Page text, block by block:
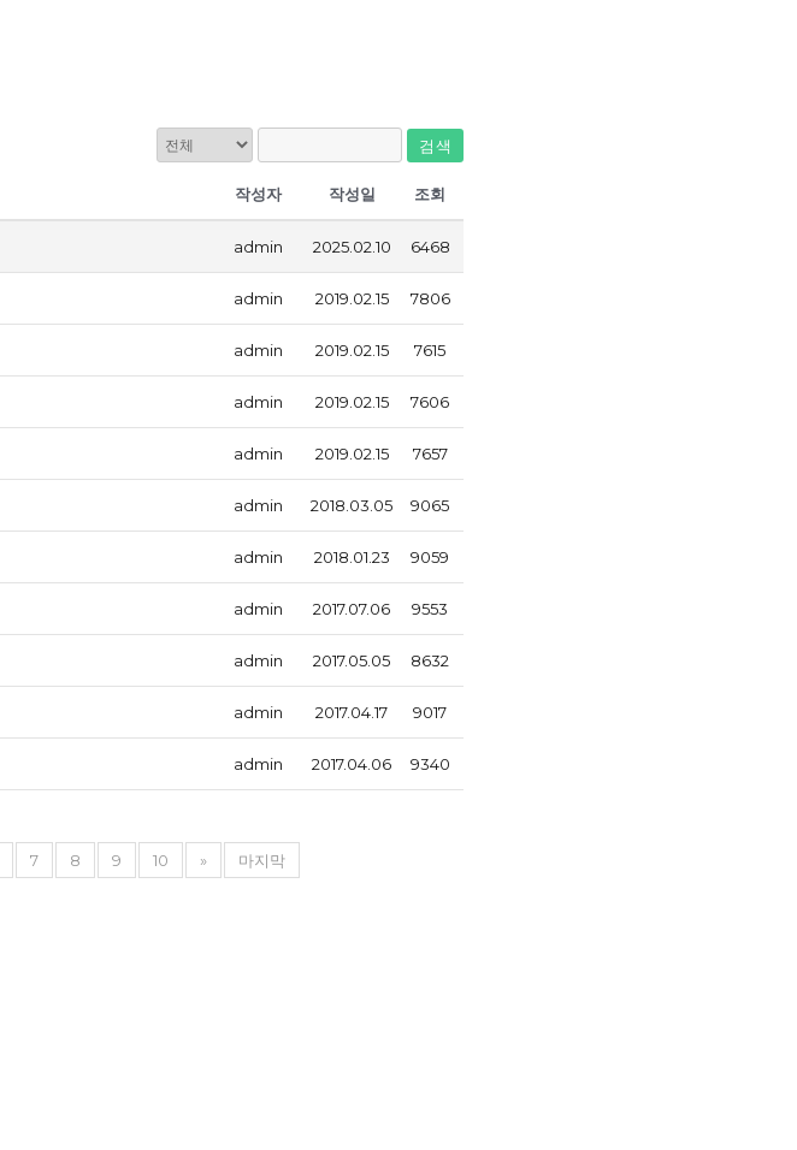
검색
작성자 작성일 조회
admin 2025.02.10 6468
admin 2019.02.15 7806
admin 2019.02.15 7615
admin 2019.02.15 7606
admin 2019.02.15 7657
admin 2018.03.05 9065
admin 2018.01.23 9059
admin 2017.07.06 9553
admin 2017.05.05 8632
admin 2017.04.17 9017
admin 2017.04.06 9340
7 8 9 10 » 마지막